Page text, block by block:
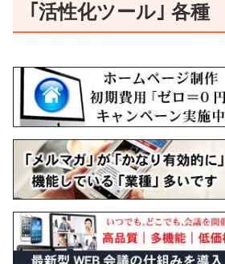
｢活性化ツール｣ 各種